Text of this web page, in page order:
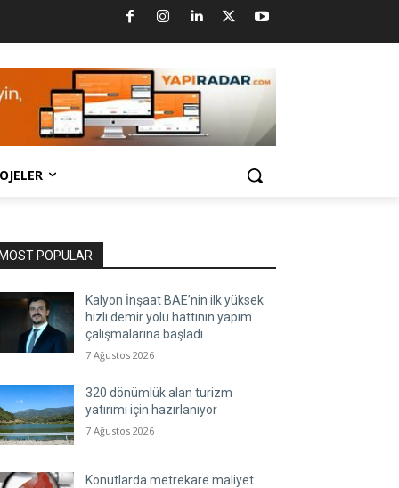
POPULAR
Kalyon İnşaat BAE’nin ilk yüksek
hızlı demir yolu hattının yapım
çalışmalarına başladı
7 Ağustos 2026
320 dönümlük alan turizm
yatırımı için hazırlanıyor
7 Ağustos 2026
Konutlarda metrekare maliyet